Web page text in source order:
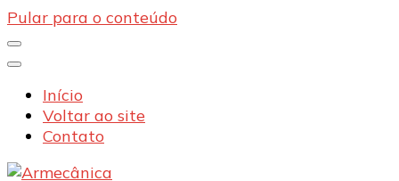
Pular para o conteúdo
Início
Voltar ao site
Contato